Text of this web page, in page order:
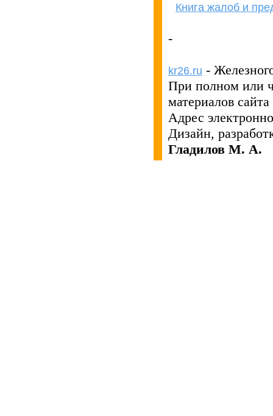
Книга жалоб и
-
kr26.ru -
При полном или
материалов
Адрес
Дизайн,
Гладилов М. А.